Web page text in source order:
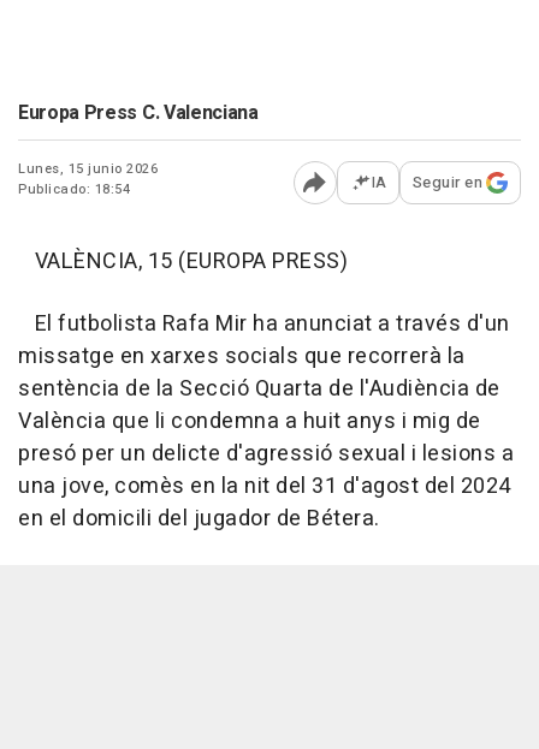
Europa Press C. Valenciana
Lunes, 15 junio 2026
Publicado: 18:54
Abrir opciones para
IA Seguir en
VALÈNCIA, 15 (EUROPA PRESS)
El futbolista Rafa Mir ha anunciat a través d'un
missatge en xarxes socials que recorrerà la
sentència de la Secció Quarta de l'Audiència de
València que li condemna a huit anys i mig de
presó per un delicte d'agressió sexual i lesions a
una jove, comès en la nit del 31 d'agost del 2024
en el domicili del jugador de Bétera.